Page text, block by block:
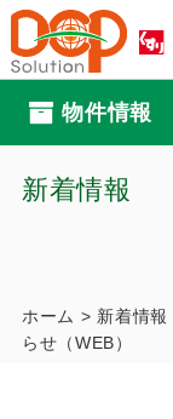
物件情報
新着情報
ホーム > 新着情報
らせ（WEB）